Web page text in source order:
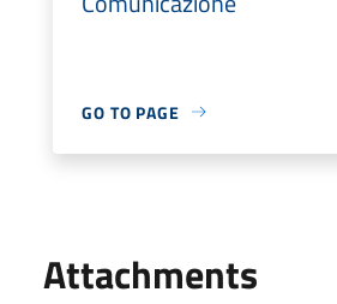
GO TO PAGE
Attachments